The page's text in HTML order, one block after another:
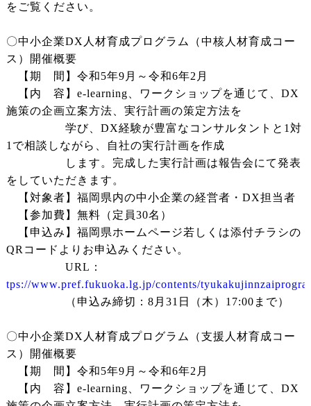
をご覧ください。
〇中小企業DX人材育成プログラム（中核人材育成コー
ス）開催概要
【期 間】令和5年9月～令和6年2月
【内 容】e-learning、ワークショップを通じて、DX
施策の企画立案方法、実行計画の策定方法を
学び、DX経験が豊富なコンサルタントと1対
1で相談しながら、自社の実行計画を作成
します。完成した実行計画は報告会にて発表
をしていただきます。
【対象者】福岡県内の中小企業の経営者・DX担当者
【参加費】無料（定員30名）
【申込み】福岡県ホームページ若しくは添付チラシの
QRコードよりお申込みください。
URL：
tps://www.pref.fukuoka.lg.jp/contents/
（申込み締切：8月31日（木）17:00まで）
〇中小企業DX人材育成プログラム（支援人材育成コー
ス）開催概要
【期 間】令和5年9月～令和6年2月
【内 容】e-learning、ワークショップを通じて、DX